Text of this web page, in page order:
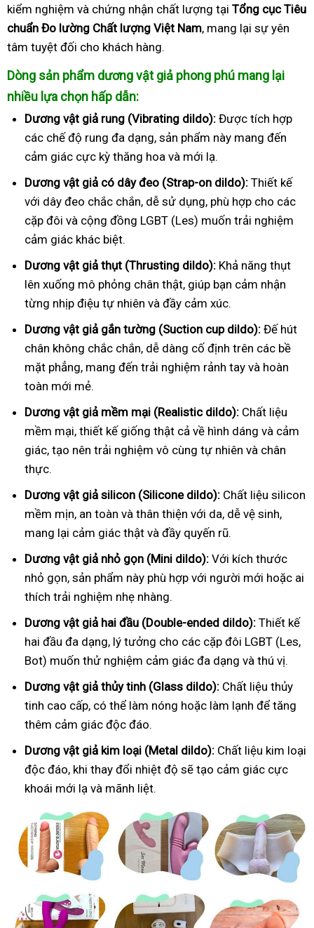
kiểm nghiệm và chứng nhận chất lượng tại Tổng cục Tiêu
chuẩn Đo lường Chất lượng Việt Nam, mang lại sự yên
tâm tuyệt đối cho khách hàng.
Dòng sản phẩm dương vật giả phong phú mang lại
nhiều lựa chọn hấp dẫn:
Dương vật giả rung (Vibrating dildo): Được tích hợp
các chế độ rung đa dạng, sản phẩm này mang đến
cảm giác cực kỳ thăng hoa và mới lạ.
Dương vật giả có dây đeo (Strap-on dildo): Thiết kế
với dây đeo chắc chắn, dễ sử dụng, phù hợp cho các
cặp đôi và cộng đồng LGBT (Les) muốn trải nghiệm
cảm giác khác biệt.
Dương vật giả thụt (Thrusting dildo): Khả năng thụt
lên xuống mô phỏng chân thật, giúp bạn cảm nhận
từng nhịp điệu tự nhiên và đầy cảm xúc.
Dương vật giả gắn tường (Suction cup dildo): Đế hút
chân không chắc chắn, dễ dàng cố định trên các bề
mặt phẳng, mang đến trải nghiệm rảnh tay và hoàn
toàn mới mẻ.
Dương vật giả mềm mại (Realistic dildo): Chất liệu
mềm mại, thiết kế giống thật cả về hình dáng và cảm
giác, tạo nên trải nghiệm vô cùng tự nhiên và chân
thực.
Dương vật giả silicon (Silicone dildo): Chất liệu silicon
mềm mịn, an toàn và thân thiện với da, dễ vệ sinh,
mang lại cảm giác thật và đầy quyến rũ.
Dương vật giả nhỏ gọn (Mini dildo): Với kích thước
nhỏ gọn, sản phẩm này phù hợp với người mới hoặc ai
thích trải nghiệm nhẹ nhàng.
Dương vật giả hai đầu (Double-ended dildo): Thiết kế
hai đầu đa dạng, lý tưởng cho các cặp đôi LGBT (Les,
Bot) muốn thử nghiệm cảm giác đa dạng và thú vị.
Dương vật giả thủy tinh (Glass dildo): Chất liệu thủy
tinh cao cấp, có thể làm nóng hoặc làm lạnh để tăng
thêm cảm giác độc đáo.
Dương vật giả kim loại (Metal dildo): Chất liệu kim loại
độc đáo, khi thay đổi nhiệt độ sẽ tạo cảm giác cực
khoái mới lạ và mãnh liệt.